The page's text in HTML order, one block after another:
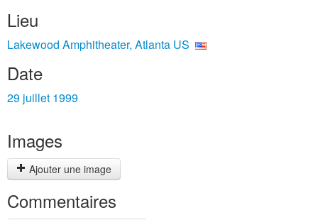
Lieu
Lakewood Amphitheater, Atlanta US
Date
29 juillet 1999
Images
Ajouter une image
Commentaires